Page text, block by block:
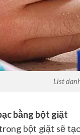
List
bằng bột giặt
bột giặt sẽ